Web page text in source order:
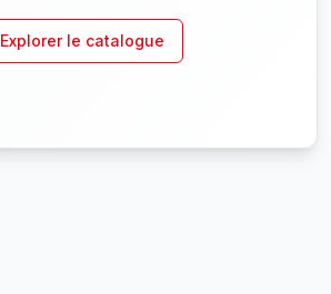
Explorer le catalogue